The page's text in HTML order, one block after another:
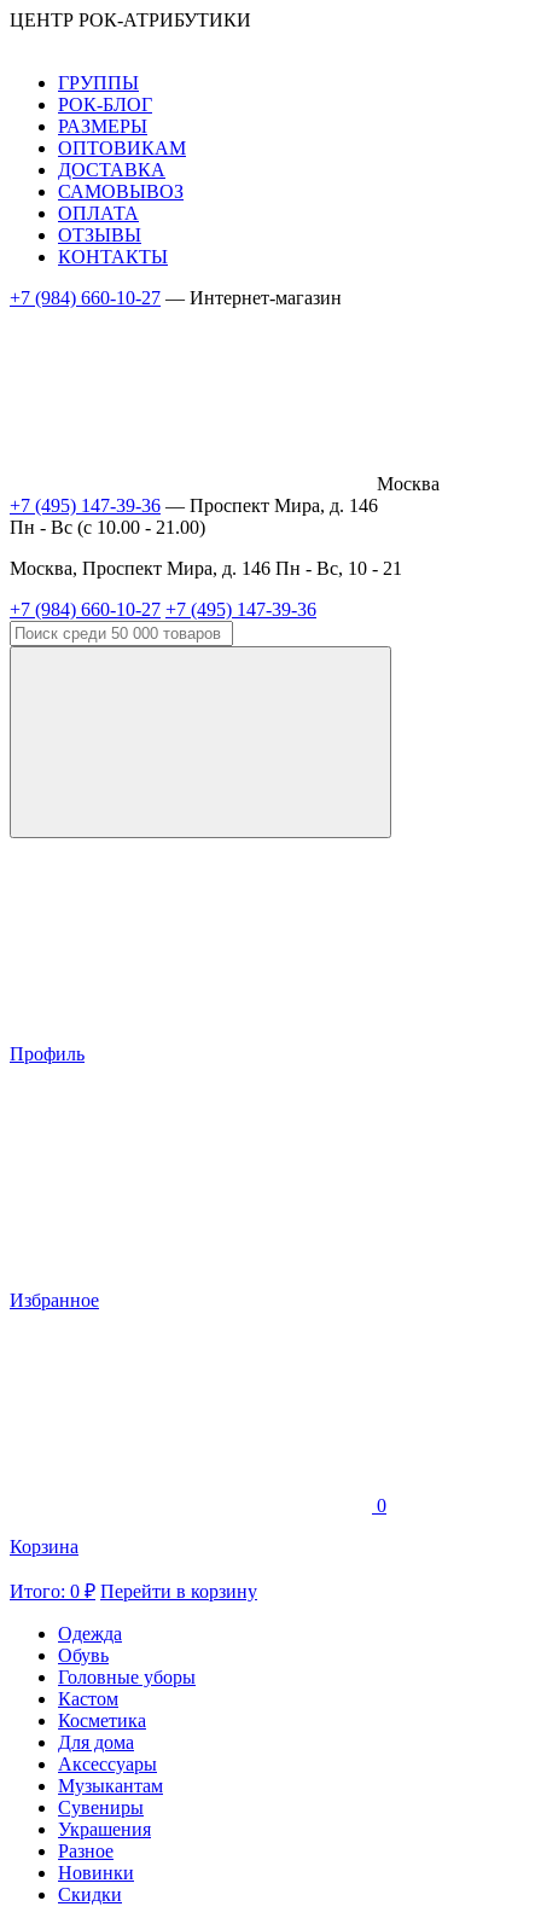
ЦЕНТР РОК-АТРИБУТИКИ
ГРУППЫ
РОК-БЛОГ
РАЗМЕРЫ
ОПТОВИКАМ
ДОСТАВКА
САМОВЫВОЗ
ОПЛАТА
ОТЗЫВЫ
КОНТАКТЫ
+7 (984) 660-10-27 — Интернет-магазин
Москва
+7 (495) 147-39-36 — Проспект Мира, д. 146
Пн - Вс (c 10.00 - 21.00)
Москва, Проспект Мира, д. 146 Пн - Вс, 10 - 21
+7 (984) 660-10-27 +7 (495) 147-39-36
Профиль
Избранное
0
Корзина
Итого: 0 ₽ Перейти в корзину
Одежда
Обувь
Головные уборы
Кастом
Косметика
Для дома
Аксессуары
Музыкантам
Сувениры
Украшения
Разное
Новинки
Скидки